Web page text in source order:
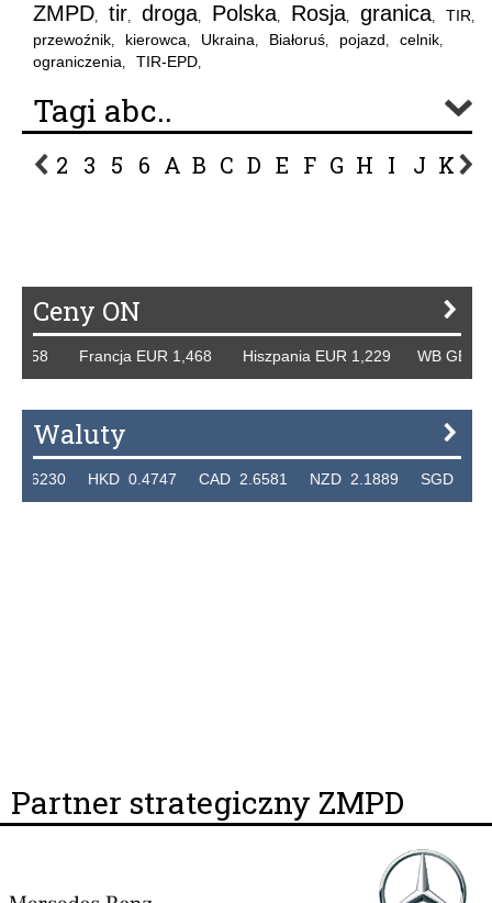
ZMPD, tir, droga, Polska, Rosja, granica, TIR,
przewoźnik, kierowca, Ukraina, Białoruś, pojazd, celnik,
ograniczenia, TIR-EPD,
Tagi abc..
2 3 5 6 A B C D E F G H I J K L
Ceny ON
Francja EUR 1,468 Hiszpania EUR 1,229 WB GBP
Waluty
HKD 0.4747 CAD 2.6581 NZD 2.1889 SGD 2.9048
Partner strategiczny ZMPD